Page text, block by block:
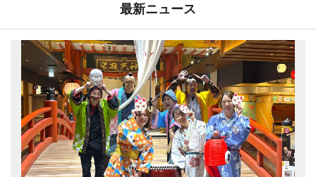
最新ニュース